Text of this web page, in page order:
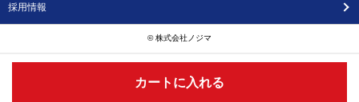
カートに入れる
採用情報
© 株式会社ノジマ